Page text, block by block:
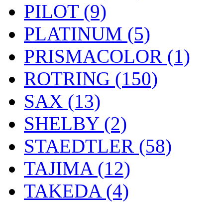
PILOT (9)
PLATINUM (5)
PRISMACOLOR (1)
ROTRING (150)
SAX (13)
SHELBY (2)
STAEDTLER (58)
TAJIMA (12)
TAKEDA (4)